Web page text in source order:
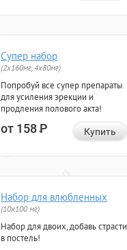
Супер набор
(2х160мг, 4х80мг)
Попробуй все супер препараты
для усиления эрекции и
продления полового акта!
от 158Р Купить
Набор для влюбленных
(10х100 мг)
Набор для двоих, добавь страсти
в постель!